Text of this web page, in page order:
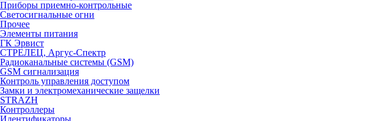
Приборы приемно-контрольные
Светосигнальные огни
Прочее
Элементы питания
ГК Эрвист
СТРЕЛЕЦ, Аргус-Спектр
Радиоканальные системы (GSM)
GSM сигнализация
Контроль управления доступом
Замки и электромеханические защелки
STRAZH
Контроллеры
Идентификаторы